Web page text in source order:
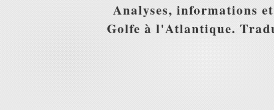
Analyses, informations
Golfe à l'Atlantique.